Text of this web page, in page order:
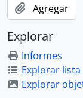
Agregar
Explorar
Informes
Explorar lista
Explorar